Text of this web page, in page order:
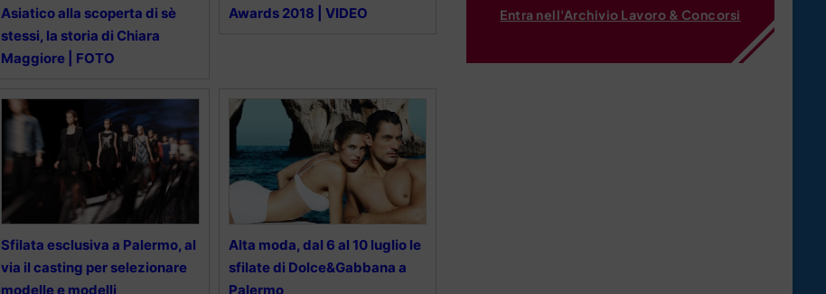
Asiatico alla scoperta di sè
stessi, la storia di Chiara
Maggiore | FOTO
Awards 2018 | VIDEO
Sfilata esclusiva a Palermo, al
via il casting per selezionare
modelle e modelli
Alta moda, dal 6 al 10 luglio le
sfilate di Dolce&Gabbana a
Palermo
Entra nell'Archivio Lavoro & Concorsi